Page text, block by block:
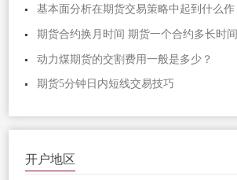
基本面分析在期货交易策略中起到什么作
期货合约换月时间 期货一个合约多长时间
动力煤期货的交割费用一般是多少？
期货5分钟日内短线交易技巧
开户地区